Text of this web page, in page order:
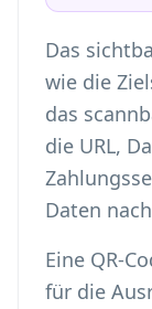
Das
wie die
das
die URL,
Daten
Eine QR-
für die